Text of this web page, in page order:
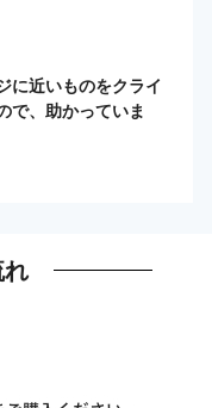
に近いものをクライ
で、助かっていま